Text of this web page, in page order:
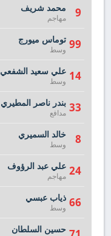
9 محمد شريف
مهاجم
99 توماس ميورج
وسط
14 علي سعيد الشفعي
وسط
33 بندر ناصر المطيري
مدافع
8 خالد السميري
وسط
24 علي عبد الرؤوف
مهاجم
66 ذياب عبسي
وسط
حسين السلطان